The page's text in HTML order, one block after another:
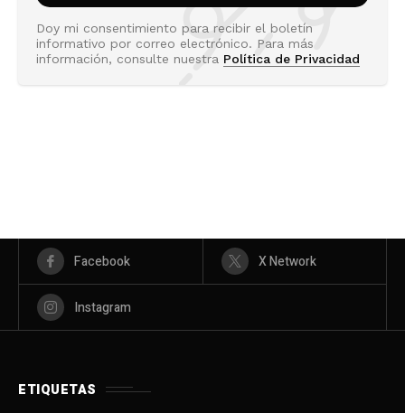
Doy mi consentimiento para recibir el boletín
informativo por correo electrónico. Para más
información, consulte nuestra Política de Privacidad
Facebook X Network
Instagram
ETIQUETAS